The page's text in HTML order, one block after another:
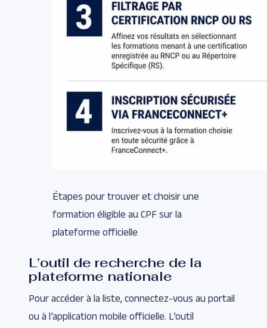
Étapes pour trouver et choisir une
formation éligible au CPF sur la
plateforme officielle
L’outil de recherche de la
plateforme nationale
Pour accéder à la liste, connectez-vous au portail
ou à l’application mobile officielle. L’outil